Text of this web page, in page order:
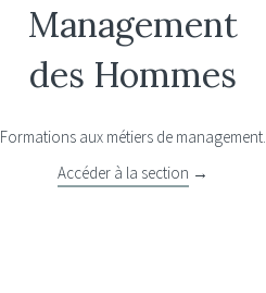
Management
des Hommes
Formations aux métiers de management.
Accéder à la section →